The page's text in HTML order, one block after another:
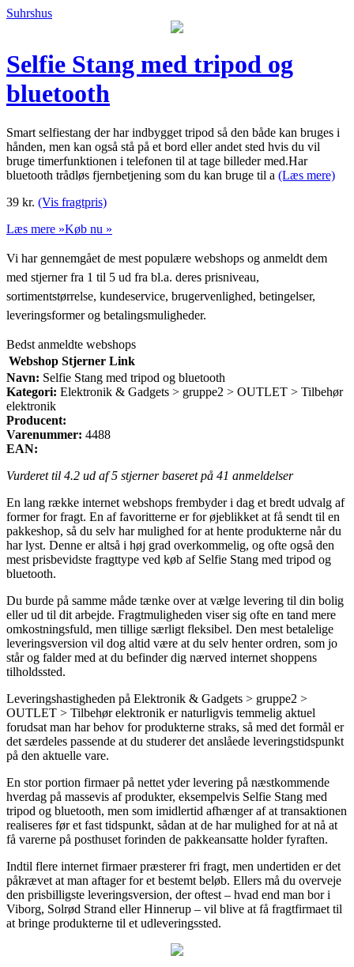
Suhrshus
Selfie Stang med tripod og
bluetooth
Smart selfiestang der har indbygget tripod så den både kan bruges i
hånden, men kan også stå på et bord eller andet sted hvis du vil
bruge timerfunktionen i telefonen til at tage billeder med.Har
bluetooth trådløs fjernbetjening som du kan bruge til a (Læs mere)
39 kr. (Vis fragtpris)
Læs mere »Køb nu »
Vi har gennemgået de mest populære webshops og anmeldt dem
med stjerner fra 1 til 5 ud fra bl.a. deres prisniveau,
sortimentstørrelse, kundeservice, brugervenlighed, betingelser,
leveringsformer og betalingsmuligheder.
Bedst anmeldte webshops
Webshop Stjerner Link
Navn: Selfie Stang med tripod og bluetooth
Kategori: Elektronik & Gadgets > gruppe2 > OUTLET > Tilbehør
elektronik
Producent:
Varenummer: 4488
EAN:
Vurderet til 4.2 ud af 5 stjerner baseret på 41 anmeldelser
En lang række internet webshops frembyder i dag et bredt udvalg af
former for fragt. En af favoritterne er for øjeblikket at få sendt til en
pakkeshop, så du selv har mulighed for at hente produkterne når du
har lyst. Denne er altså i høj grad overkommelig, og ofte også den
mest prisbevidste fragttype ved køb af Selfie Stang med tripod og
bluetooth.
Du burde på samme måde tænke over at vælge levering til din bolig
eller ud til dit arbejde. Fragtmuligheden viser sig ofte en tand mere
omkostningsfuld, men tillige særligt fleksibel. Den mest betalelige
leveringsversion vil dog altid være at du selv henter ordren, som jo
står og falder med at du befinder dig nærved internet shoppens
tilholdssted.
Leveringshastigheden på Elektronik & Gadgets > gruppe2 >
OUTLET > Tilbehør elektronik er naturligvis temmelig aktuel
forudsat man har behov for produkterne straks, så med det formål er
det særdeles passende at du studerer det anslåede leveringstidspunkt
på den aktuelle vare.
En stor portion firmaer på nettet yder levering på næstkommende
hverdag på massevis af produkter, eksempelvis Selfie Stang med
tripod og bluetooth, men som imidlertid afhænger af at transaktionen
realiseres før et fast tidspunkt, sådan at de har mulighed for at nå at
få varerne på posthuset forinden de pakkeansatte holder fyraften.
Indtil flere internet firmaer præsterer fri fragt, men undertiden er det
påkrævet at man aftager for et bestemt beløb. Ellers må du overveje
den prisbilligste leveringsversion, der oftest – hvad end man bor i
Viborg, Solrød Strand eller Hinnerup – vil blive at få fragtfirmaet til
at bringe produkterne til et udleveringssted.